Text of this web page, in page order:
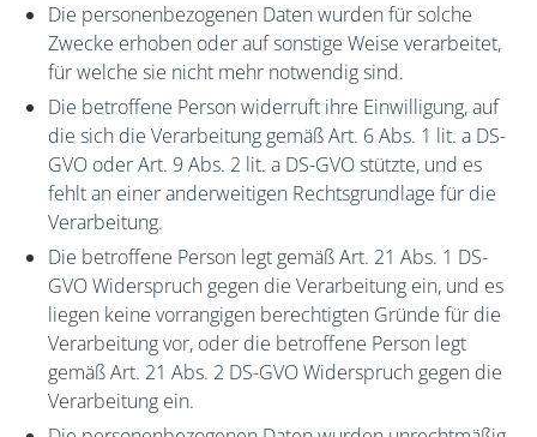
Die personenbezogenen Daten wurden für solche
Zwecke erhoben oder auf sonstige Weise verarbeitet,
für welche sie nicht mehr notwendig sind.
Die betroffene Person widerruft ihre Einwilligung, auf
die sich die Verarbeitung gemäß Art. 6 Abs. 1 lit. a DS-
GVO oder Art. 9 Abs. 2 lit. a DS-GVO stützte, und es
fehlt an einer anderweitigen Rechtsgrundlage für die
Verarbeitung.
Die betroffene Person legt gemäß Art. 21 Abs. 1 DS-
GVO Widerspruch gegen die Verarbeitung ein, und es
liegen keine vorrangigen berechtigten Gründe für die
Verarbeitung vor, oder die betroffene Person legt
gemäß Art. 21 Abs. 2 DS-GVO Widerspruch gegen die
Verarbeitung ein.